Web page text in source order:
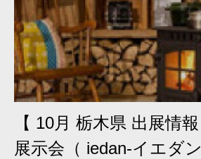
【 10月 栃木県 出展情
展示会（ iedan-イエダン